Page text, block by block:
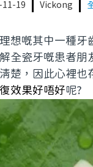
us
11-19 Vickong
想嘅其中一種牙
全瓷牙嘅患者朋
楚，因此心裡也
效果好唔好呢?